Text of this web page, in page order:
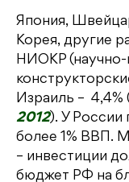
Япония,
Корея, другие
НИОКР (научно-
Израиль – 4,4%
2012). У России
более 1% ВВП.
– инвестиции
бюджет РФ на